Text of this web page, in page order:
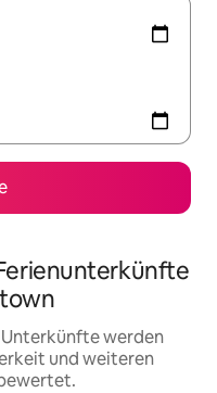
Unterkünfte werden
und weiteren